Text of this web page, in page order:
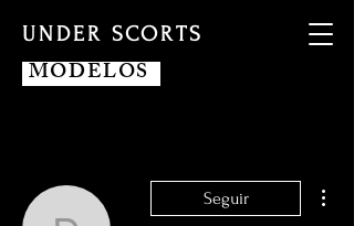
UNDER SCORTS
MODELOS
Seguir